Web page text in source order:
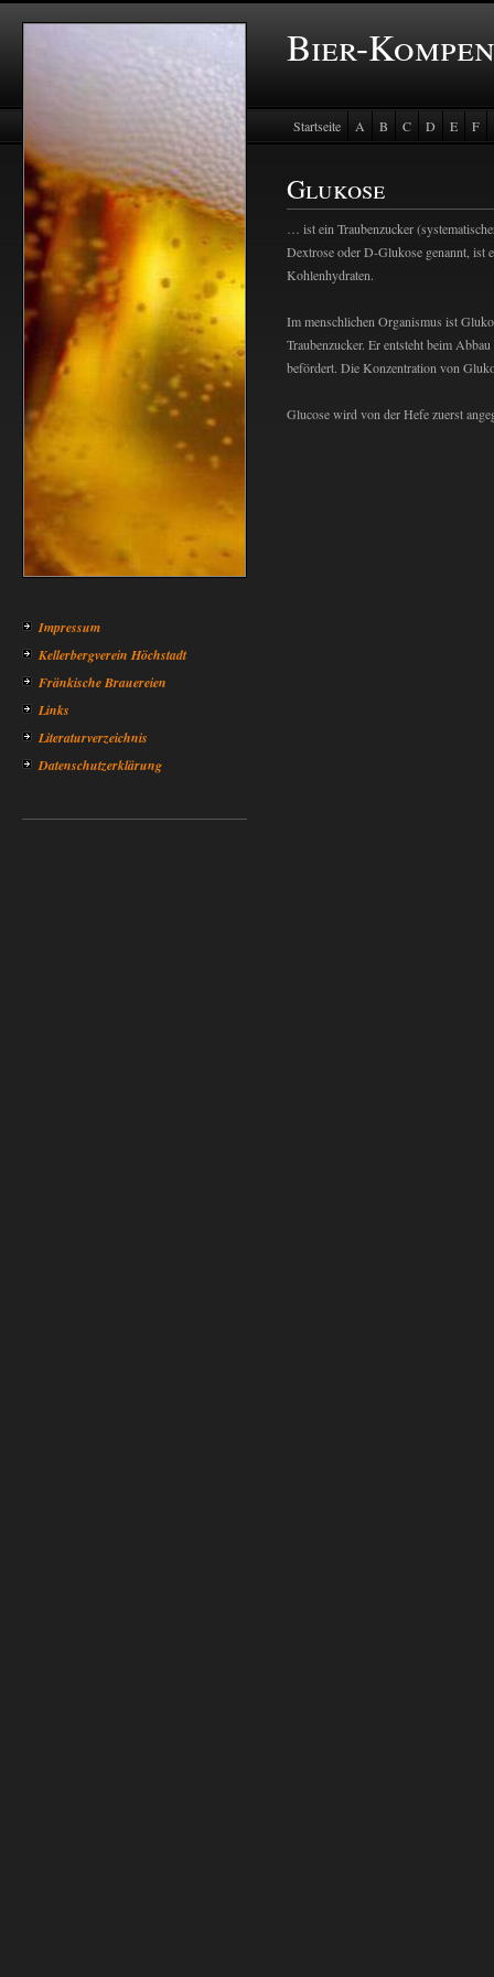
Bier-
Impressum
Kellerbergverein Höchstadt
Fränkische Brauereien
Links
Literaturverzeichnis
Datenschutzerklärung
Startseite A B C D E
F
Glukose
… ist ein Traubenzucker
Dextrose oder D-Glukose genannt, ist
Kohlenhydraten.
Im menschlichen Organismus ist
Traubenzucker. Er entsteht beim
befördert. Die Konzentration von
Glucose wird von der Hefe zuerst